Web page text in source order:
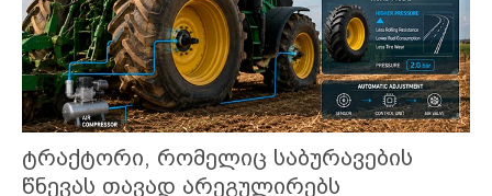
ტრაქტორი, რომელიც საბურავების
წნევას თავად არეგულირებს